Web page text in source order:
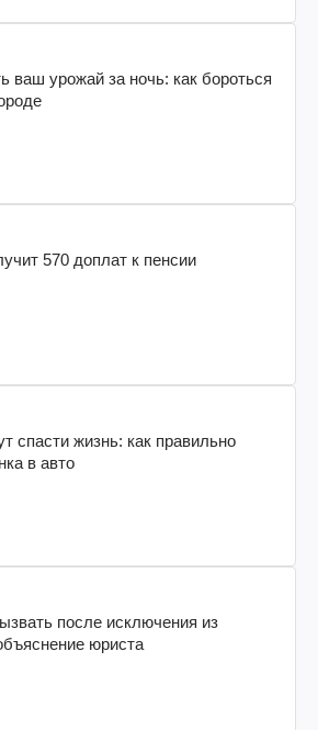
ваш урожай за ночь: как бороться
570 доплат к пенсии
спасти жизнь: как правильно
в авто
после исключения из
юриста